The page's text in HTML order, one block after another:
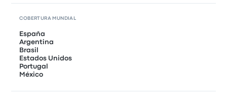
COBERTURA MUNDIAL
España
Argentina
Brasil
Estados Unidos
Portugal
México